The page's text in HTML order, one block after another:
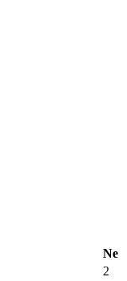
Ne
2